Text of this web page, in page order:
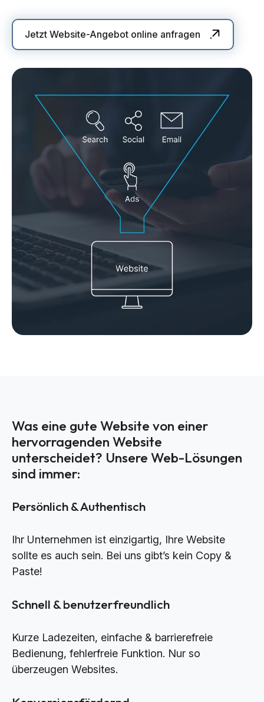
Jetzt Website-Angebot online anfragen
Was eine gute Website von einer
hervorragenden Website
unterscheidet? Unsere Web-Lösungen
sind immer:
Persönlich & Authentisch
Ihr Unternehmen ist einzigartig, Ihre Website
sollte es auch sein. Bei uns gibt’s kein Copy &
Paste!
Schnell & benutzerfreundlich
Kurze Ladezeiten, einfache & barrierefreie
Bedienung, fehlerfreie Funktion. Nur so
überzeugen Websites.